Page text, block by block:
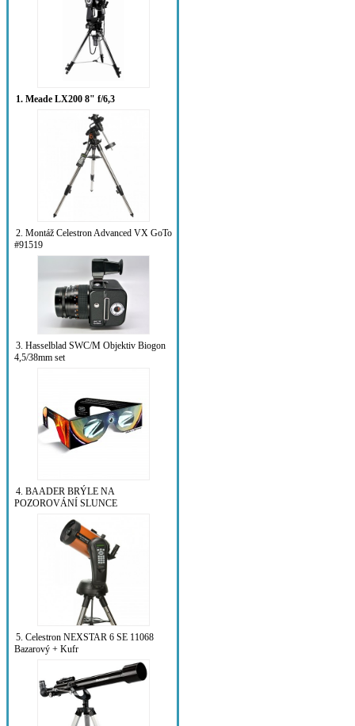
1. Meade LX200 8" f/6,3
2. Montáž Celestron Advanced VX GoTo
#91519
3. Hasselblad SWC/M Objektiv Biogon
4,5/38mm set
4. BAADER BRÝLE NA
POZOROVÁNÍ SLUNCE
5. Celestron NEXSTAR 6 SE 11068
Bazarový + Kufr